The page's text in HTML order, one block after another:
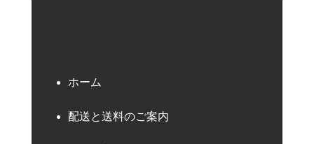
ホーム
配送と送料のご案内